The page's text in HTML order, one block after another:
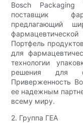
Bosch
поставщик
предлагающий
Портфель
для
технологии
решения для
Приверженность
ее надежным
всему миру.
2. Группа ГЕА